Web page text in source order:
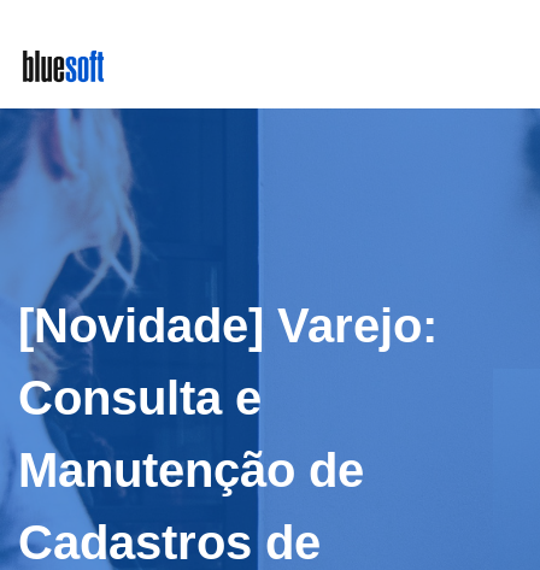
main
[Novidade] Varejo:
Consulta e
Manutenção de
Cadastros de